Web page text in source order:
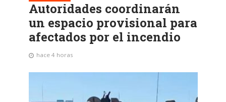
Autoridades coordinarán
un espacio provisional para
afectados por el incendio
hace 4 horas